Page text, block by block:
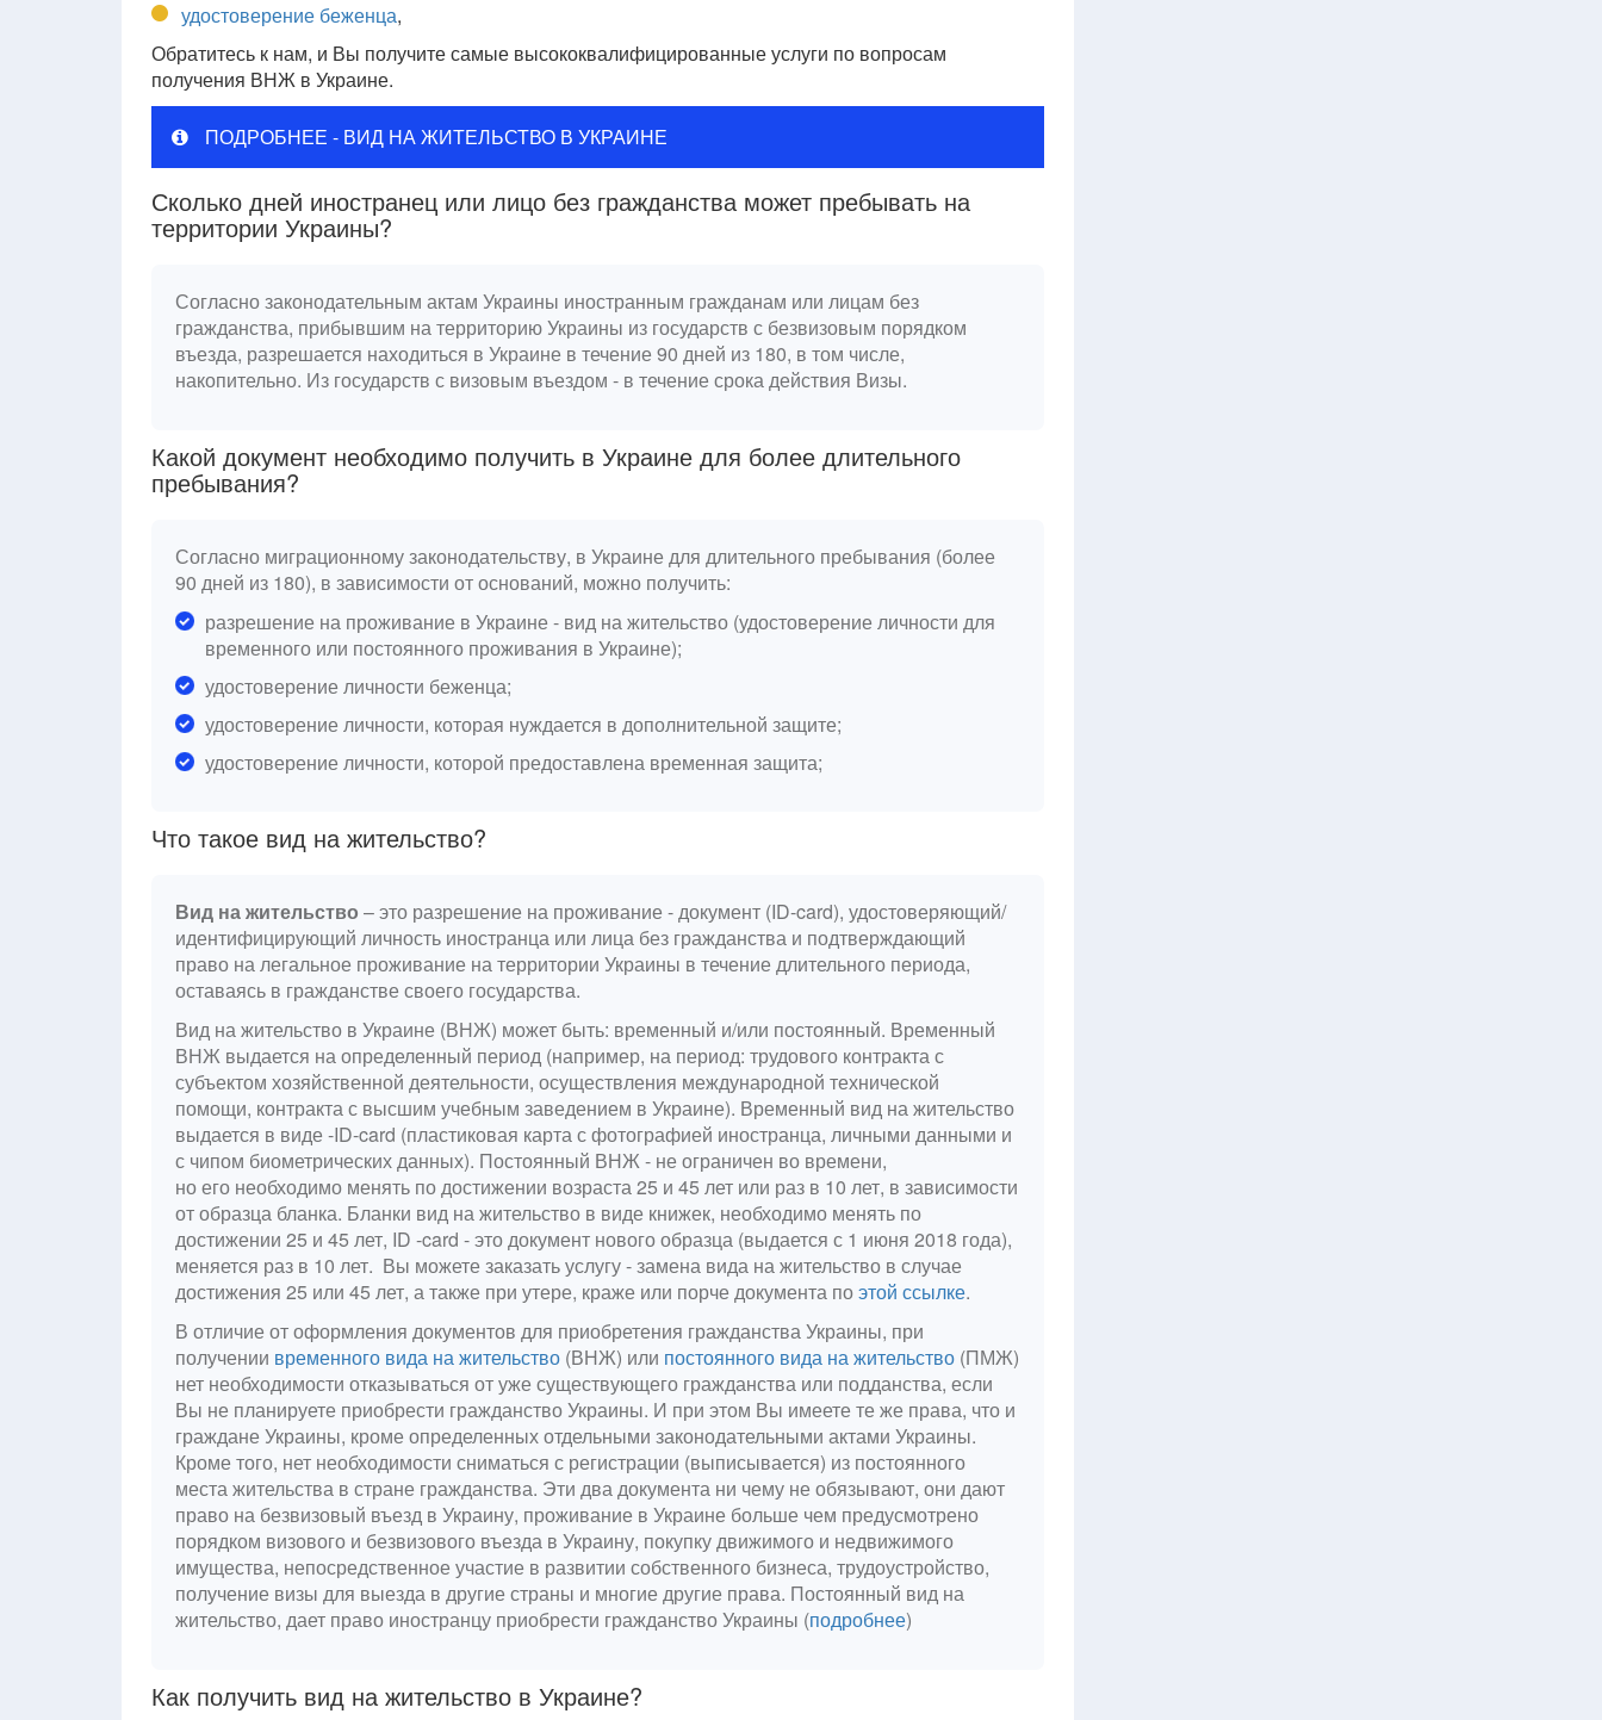
удостоверение беженца,
Обратитесь к нам, и Вы получите самые высококвалифицированные услуги по вопросам
получения ВНЖ в Украине.
ПОДРОБНЕЕ - ВИД НА ЖИТЕЛЬСТВО В УКРАИНЕ
Сколько дней иностранец или лицо без гражданства может пребывать на
территории Украины?
Согласно законодательным актам Украины иностранным гражданам или лицам без
гражданства, прибывшим на территорию Украины из государств с безвизовым порядком
въезда, разрешается находиться в Украине в течение 90 дней из 180, в том числе,
накопительно. Из государств с визовым въездом - в течение срока действия Визы.
Какой документ необходимо получить в Украине для более длительного
пребывания?
Согласно миграционному законодательству, в Украине для длительного пребывания (более
90 дней из 180), в зависимости от оснований, можно получить:
разрешение на проживание в Украине - вид на жительство (удостоверение личности для
временного или постоянного проживания в Украине);
удостоверение личности беженца;
удостоверение личности, которая нуждается в дополнительной защите;
удостоверение личности, которой предоставлена временная защита;
Что такое вид на жительство?
Вид на жительство – это разрешение на проживание - документ (ID-card), удостоверяющий/
идентифицирующий личность иностранца или лица без гражданства и подтверждающий
право на легальное проживание на территории Украины в течение длительного периода,
оставаясь в гражданстве своего государства.
Вид на жительство в Украине (ВНЖ) может быть: временный и/или постоянный. Временный
ВНЖ выдается на определенный период (например, на период: трудового контракта с
субъектом хозяйственной деятельности, осуществления международной технической
помощи, контракта с высшим учебным заведением в Украине). Временный вид на жительство
выдается в виде -ID-card (пластиковая карта с фотографией иностранца, личными данными и
с чипом биометрических данных). Постоянный ВНЖ - не ограничен во времени,
но его необходимо менять по достижении возраста 25 и 45 лет или раз в 10 лет, в зависимости
от образца бланка. Бланки вид на жительство в виде книжек, необходимо менять по
достижении 25 и 45 лет, ID -card - это документ нового образца (выдается с 1 июня 2018 года),
меняется раз в 10 лет. Вы можете заказать услугу - замена вида на жительство в случае
достижения 25 или 45 лет, а также при утере, краже или порче документа поэтой ссылке.
В отличие от оформления документов для приобретения гражданства Украины, при
получении временного вида на жительство (ВНЖ) или постоянного вида на жительство (ПМЖ)
нет необходимости отказываться от уже существующего гражданства или подданства, если
Вы не планируете приобрести гражданство Украины. И при этом Вы имеете те же права, что и
граждане Украины, кроме определенных отдельными законодательными актами Украины.
Кроме того, нет необходимости сниматься с регистрации (выписывается) из постоянного
места жительства в стране гражданства. Эти два документа ни чему не обязывают, они дают
право на безвизовый въезд в Украину, проживание в Украине больше чем предусмотрено
порядком визового и безвизового въезда в Украину, покупку движимого и недвижимого
имущества, непосредственное участие в развитии собственного бизнеса, трудоустройство,
получение визы для выезда в другие страны и многие другие права. Постоянный вид на
жительство, дает право иностранцу приобрести гражданство Украины (подробнее)
Как получить вид на жительство в Украине?